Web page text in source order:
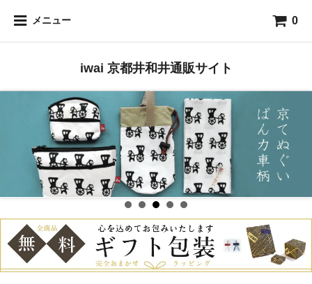
メニュー 0
iwai 京都井和井通販サイト